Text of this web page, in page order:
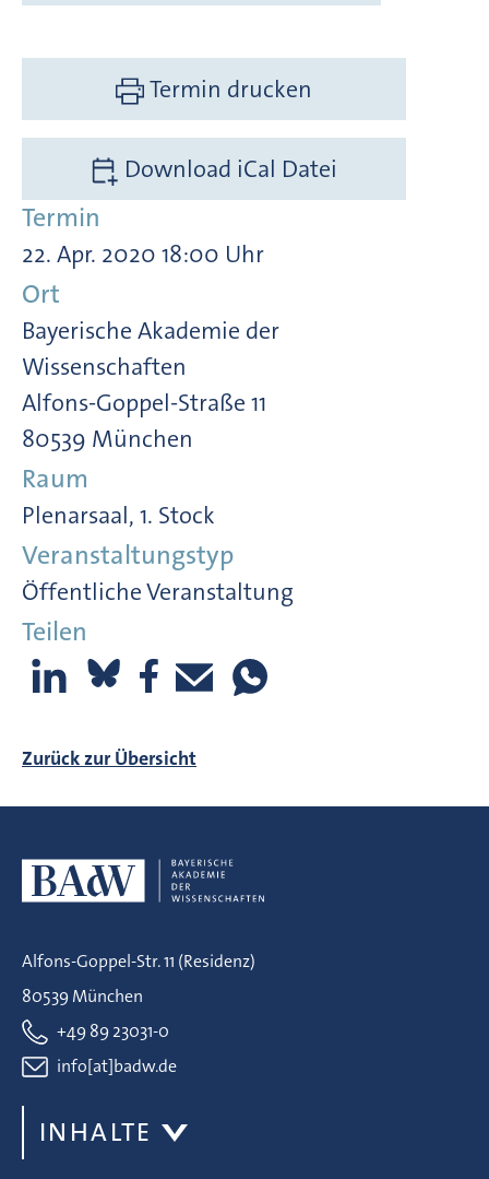
Termin drucken
Download iCal Datei
Termin
22. Apr. 2020 18:00 Uhr
Ort
Bayerische Akademie der
Wissenschaften
Alfons-Goppel-Straße 11
80539 München
Raum
Plenarsaal, 1. Stock
Veranstaltungstyp
Öffentliche Veranstaltung
Teilen
Zurück zur Übersicht
Alfons-Goppel-Str. 11 (Residenz)
80539 München
+49 89 23031-0
info[at]badw.de
INHALTE